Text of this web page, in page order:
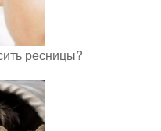
ресницы?